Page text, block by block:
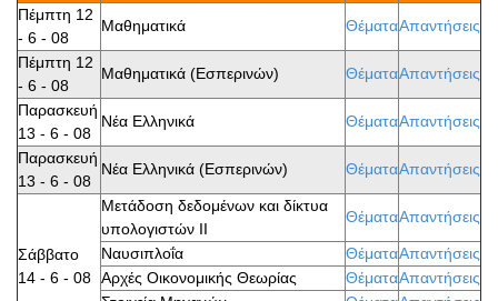
Πέμπτη 12
- 6 - 08
Μαθηματικά ΘέματαΑπαντήσεις
Πέμπτη 12
- 6 - 08
Μαθηματικά (Εσπερινών) ΘέματαΑπαντήσεις
Παρασκευή
13 - 6 - 08
Νέα Ελληνικά ΘέματαΑπαντήσεις
Παρασκευή
13 - 6 - 08
Νέα Ελληνικά (Εσπερινών) ΘέματαΑπαντήσεις
Σάββατο
14 - 6 - 08
Μετάδοση δεδομένων και δίκτυα
υπολογιστών ΙΙ
ΘέματαΑπαντήσεις
Ναυσιπλοΐα ΘέματαΑπαντήσεις
Αρχές Οικονομικής Θεωρίας
ΘέματαΑπαντήσεις